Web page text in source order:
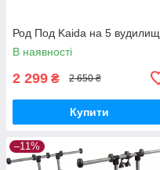
Род Под Kaida на 5 вудилищ
В наявності
2 299 ₴ 2 650 ₴
Купити
–11%